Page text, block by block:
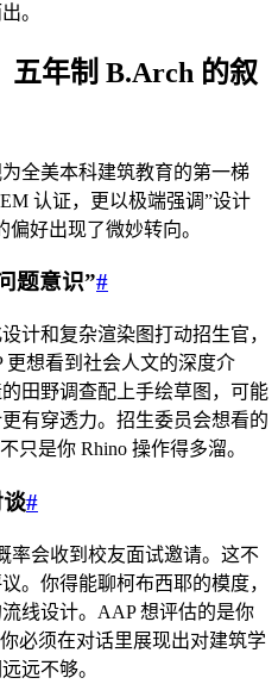
。
五年制 B.Arch 的叙
全美本科建筑教育的第一梯
认证，更以极端强调”设计
好出现了微妙转向。
题意识”#
计和复杂渲染图打动招生官，
想看到社会人文的深度介
田野调查配上手绘草图，可能
有穿透力。招生委员会想看的
只是你 Rhino 操作得多溜。
#
率会收到校友面试邀请。这不
。你得能聊柯布西耶的模度，
线设计。AAP 想评估的是你
必须在对话里展现出对建筑学
远不够。